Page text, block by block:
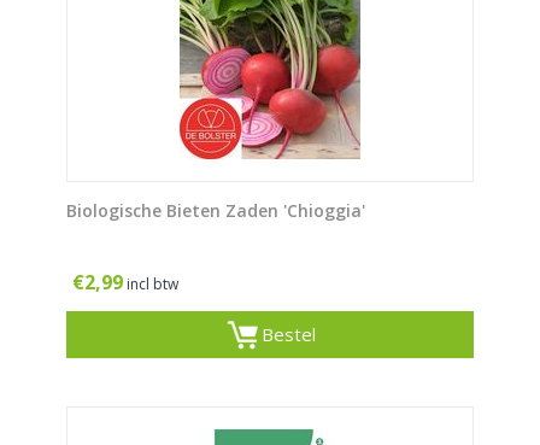
Biologische Bieten Zaden 'Chioggia'
€2,99 incl btw
Bestel